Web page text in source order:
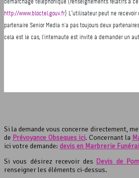
Si la demande vous concerne directement,
de Prévoyance Obsèques ici. Concernant la
ici votre demande: devis en Marbrerie
Si vous désirez recevoir des Devis de
renseigner les éléments ci-dessus.